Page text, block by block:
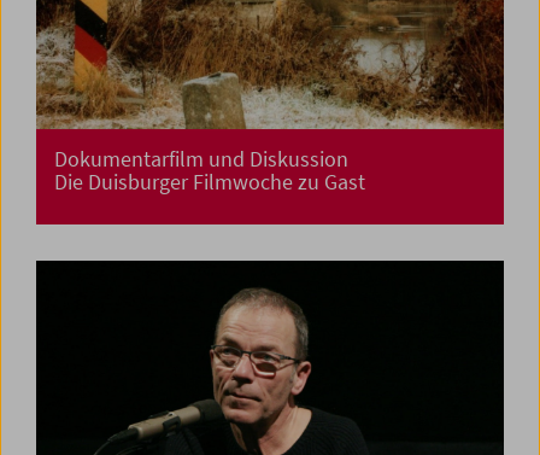
Dokumentarfilm und Diskussion
Die Duisburger Filmwoche zu Gast